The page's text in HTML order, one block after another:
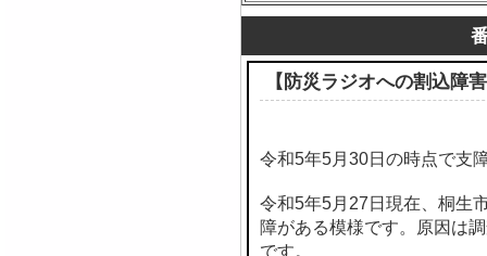
【防災ラジオへの割込障
令和5年5月30日の時点で支
令和5年5月27日現在、桐生
障がある模様です。原因は
です。